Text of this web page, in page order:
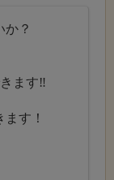
？
ます‼
す！